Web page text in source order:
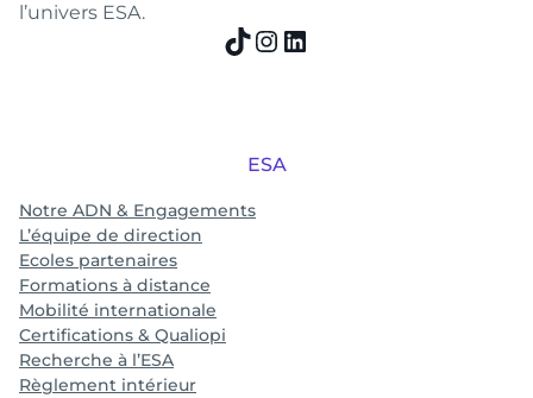
l’univers ESA.
TikTok
Instagram
LinkedIn
ESA
Notre ADN & Engagements
L’équipe de direction
Ecoles partenaires
Formations à distance
Mobilité internationale
Certifications & Qualiopi
Recherche à l’ESA
Règlement intérieur